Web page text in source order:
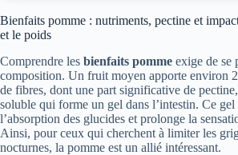
Bienfaits pomme : nutriments, pectine et
et le poids
Comprendre les bienfaits pomme exige de se
composition. Un fruit moyen apporte environ
de fibres, dont une part significative de
soluble qui forme un gel dans l’intestin. Ce
l’absorption des glucides et prolonge la
Ainsi, pour ceux qui cherchent à limiter les
nocturnes, la pomme est un allié intéressant.